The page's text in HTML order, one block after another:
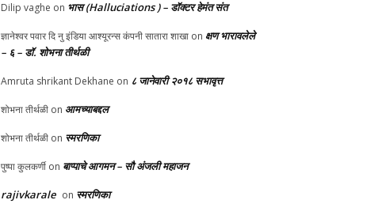
Dilip vaghe on भास (Halluciations ) – डॉक्टर हेमंत संत
ज्ञानेश्वर पवार दि नु इंडिया आश्यूरन्स कंपनी सातारा शाखा on क्षण भारावलेले
– ६ – डॉ. शोभना तीर्थळी
Amruta shrikant Dekhane on ८ जानेवारी २०१८ सभावृत्त
शोभना तीर्थळी on आमच्याबद्दल
शोभना तीर्थळी on स्मरणिका
पुष्पा कुलकर्णी on बाप्पाचे आगमन – सौ अंजली महाजन
rajivkarale on स्मरणिका